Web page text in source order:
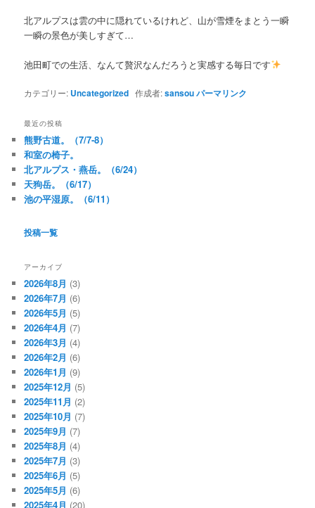
北アルプスは雲の中に隠れているけれど、山が雪煙をまとう一瞬
一瞬の景色が美しすぎて…
池田町での生活、なんて贅沢なんだろうと実感する毎日です
カテゴリー: Uncategorized 作成者:sansouパーマリンク
最近の投稿
熊野古道。（7/7-8）
和室の椅子。
北アルプス・燕岳。（6/24）
天狗岳。（6/17）
池の平湿原。（6/11）
投稿一覧
アーカイブ
2026年8月 (3)
2026年7月 (6)
2026年5月 (5)
2026年4月 (7)
2026年3月 (4)
2026年2月 (6)
2026年1月 (9)
2025年12月 (5)
2025年11月 (2)
2025年10月 (7)
2025年9月 (7)
2025年8月 (4)
2025年7月 (3)
2025年6月 (5)
2025年5月 (6)
2025年4月 (20)